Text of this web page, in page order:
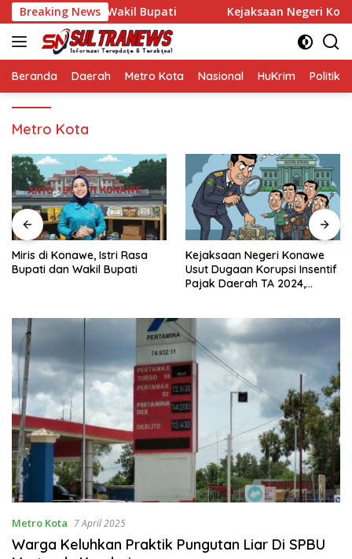
Langsung
ke
konten
Breaking News
Bupati dan Wakil Bupati Kejaksaan Negeri
Beranda Daerah Metro Kota Nasional HuKrim Politik
Metro Kota
Kejaksaan Negeri Konawe
Usut Dugaan Korupsi Insentif
Aktivitas Pembalakan
Desa Pinole Marak,
Penegak Hukum
Metro Kota 7 April 2025
Warga Keluhkan Praktik Pungutan Liar Di SPBU